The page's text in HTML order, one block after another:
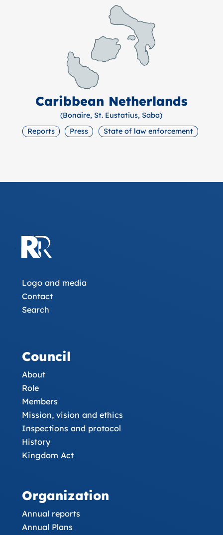
Caribbean Netherlands
(Bonaire, St. Eustatius, Saba)
Reports
Press State of law enforcement
Logo and media
Contact
Search
Council
About
Role
Members
Mission, vision and ethics
Inspections and protocol
History
Kingdom Act
Organization
Annual reports
Annual Plans